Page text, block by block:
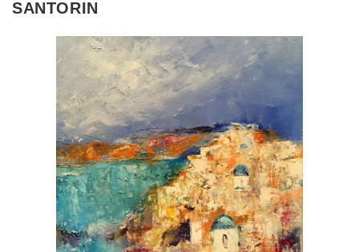
SANTORIN